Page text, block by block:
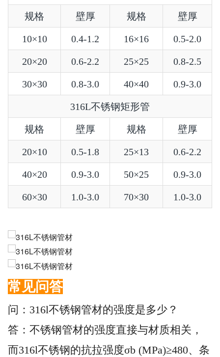
规格 壁厚 规格 壁厚
10×10 0.4-1.2 16×16 0.5-2.0
20×20 0.6-2.2 25×25 0.8-2.5
30×30 0.8-3.0 40×40 0.9-3.0
316L不锈钢矩形管
规格 壁厚 规格 壁厚
20×10 0.5-1.8 25×13 0.6-2.2
40×20 0.9-3.0 50×25 0.9-3.0
60×30 1.0-3.0 70×30 1.0-3.0
常见问答
问：316l不锈钢管材的强度是多少？
答：不锈钢管材的强度直接与材质相关，
而316l不锈钢的抗拉强度σb (MPa)≥480、条